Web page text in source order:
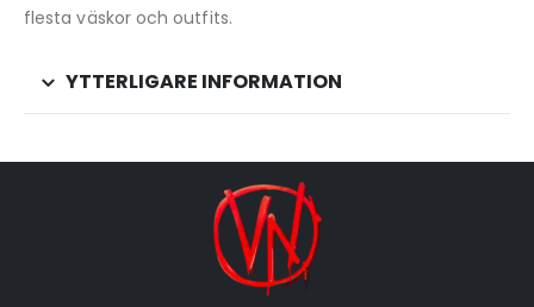
flesta väskor och outfits.
YTTERLIGARE INFORMATION